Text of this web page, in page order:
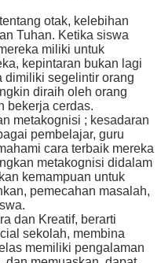
otak, kelebihan
Tuhan. Ketika siswa
miliki untuk
kepintaran bukan lagi
dimiliki segelintir orang
diraih oleh orang
bekerja cerdas.
metakognisi ; kesadaran
pembelajar, guru
cara terbaik mereka
metakognisi didalam
kemampuan untuk
pemecahan masalah,
dan Kreatif, berarti
sekolah, membina
memiliki pengalaman